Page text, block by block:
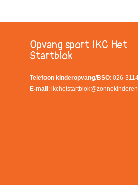
Opvang sport IKC Het
Startblok
Telefoon kinderopvang/BSO: 026-
E-mail :